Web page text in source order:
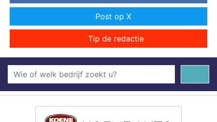
Post op X
Tip de redactie